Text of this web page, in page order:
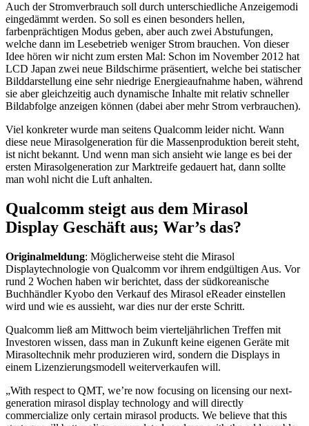
Auch der Stromverbrauch soll durch unterschiedliche Anzeigemodi
eingedämmt werden. So soll es einen besonders hellen,
farbenprächtigen Modus geben, aber auch zwei Abstufungen,
welche dann im Lesebetrieb weniger Strom brauchen. Von dieser
Idee hören wir nicht zum ersten Mal: Schon im November 2012 hat
LCD Japan zwei neue Bildschirme präsentiert, welche bei statischer
Bilddarstellung eine sehr niedrige Energieaufnahme haben, während
sie aber gleichzeitig auch dynamische Inhalte mit relativ schneller
Bildabfolge anzeigen können (dabei aber mehr Strom verbrauchen).
Viel konkreter wurde man seitens Qualcomm leider nicht. Wann
diese neue Mirasolgeneration für die Massenproduktion bereit steht,
ist nicht bekannt. Und wenn man sich ansieht wie lange es bei der
ersten Mirasolgeneration zur Marktreife gedauert hat, dann sollte
man wohl nicht die Luft anhalten.
Qualcomm steigt aus dem Mirasol
Display Geschäft aus; War’s das?
Originalmeldung: Möglicherweise steht die Mirasol
Displaytechnologie von Qualcomm vor ihrem endgültigen Aus. Vor
rund 2 Wochen haben wir berichtet, dass der südkoreanische
Buchhändler Kyobo den Verkauf des Mirasol eReader einstellen
wird und wie es aussieht, war dies nur der erste Schritt.
Qualcomm ließ am Mittwoch beim vierteljährlichen Treffen mit
Investoren wissen, dass man in Zukunft keine eigenen Geräte mit
Mirasoltechnik mehr produzieren wird, sondern die Displays in
einem Lizenzierungsmodell weiterverkaufen will.
„With respect to QMT, we’re now focusing on licensing our next-
generation mirasol display technology and will directly
commercialize only certain mirasol products. We believe that this